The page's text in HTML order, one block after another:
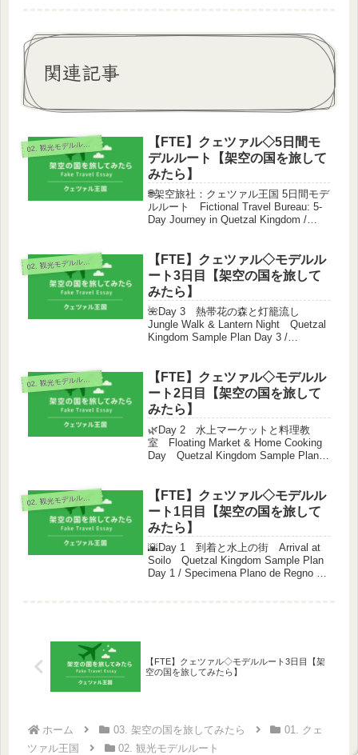
関連記事
0
2. 観光モデルルート
【FTE】クェツァル◇5日間モ
デルルート【架空の国を旅して
みたら】
🌐架空旅社：クェツァル王国 5日間モデ
ルルート Fictional Travel Bureau: 5-
Day Journey in Quetzal Kingdom /
0
2. 観光モデルルート
【FTE】クェツァル◇モデルル
ート3日目【架空の国を旅して
みたら】
🌺Day 3 熱帯花の森と灯籠流し
Jungle Walk & Lantern Night Quetzal
Kingdom Sample Plan Day 3 /
0
2. 観光モデルルート
【FTE】クェツァル◇モデルル
ート2日目【架空の国を旅して
みたら】
🌿Day 2 水上マーケットと料理教
室 Floating Market & Home Cooking
Day Quetzal Kingdom Sample Plan
0
2. 観光モデルルート
【FTE】クェツァル◇モデルル
ート1日目【架空の国を旅して
みたら】
🌇Day 1 到着と水上の街 Arrival at
Soilo Quetzal Kingdom Sample Plan
Day 1 / Specimena Plano de Regno de
【FTE】クェツァル◇モデルルート3日目【架
空の国を旅してみたら】
ホーム 03. 架空の国を旅してみたら
01. クェ
ツァル王国
02. 観光モデルルート